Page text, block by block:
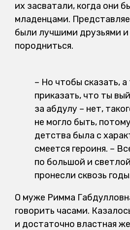
их засватали, когда они
младенцами.
были лучшими друзьями
породниться.
– Но чтобы сказать,
приказать, что ты
за Қабдулу – нет,
не могло быть,
детства была с
смеется героиня. –
по большой и
пронесли сквозь
О муже Римма
говорить часами.
и достаточно властная